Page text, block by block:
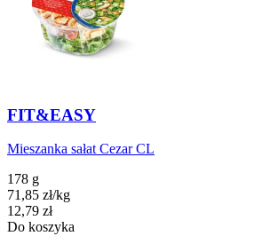
FIT&EASY
Mieszanka sałat Cezar CL
178 g
71,85 zł/kg
Cena
12,79 zł
Do koszyka